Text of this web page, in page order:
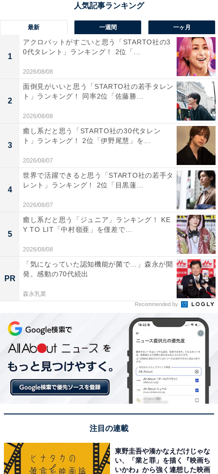
けどもらえると特別な気持ちになるから」（30代女性／
1位には、トーラクの「神戸プリン」が選ばれました。
卵と生クリームの深いコクと、柑橘系のリキュールがほ
のかに香る爽やかな味わいで、神戸を代表するスイーツ
として君臨しています。パッケージに描かれたノスタル
ジックなイラストも、神戸の洗練されたイメージを象徴
しています。
回答者からは「つい買ってしまう。4つ入りがお得感あ
って好き。期間限定の味もあり、行く時々で選択肢があ
り楽しい」（20代女性／長野県）、「まろやかでなめら
かなプリンで兵庫県らしさを感じます」（50代女性／広
島県）、「地元限定で地元にちなんだ有名なお土産だと
思います」（30代女性／宮城県）といった声が集まりま
※記事内容は執筆時点のものです。最新の内容をご確認
ください
最新 一週間 一ヶ月
1
アクロバットがすごいと思う「STARTO社の3
0代タレント」ランキング！ 2位「...
2026/08/08
2
面倒見がいいと思う「STARTO社の若手タレン
ト」ランキング！ 同率2位「佐藤勝...
2026/08/08
3
癒し系だと思う「STARTO社の30代タレン
ト」ランキング！ 2位「伊野尾慧」を...
2026/08/07
4
世界で活躍できると思う「STARTO社の若手タ
レント」ランキング！ 2位「目黒蓮...
2026/08/07
5
癒し系だと思う「ジュニア」ランキング！ KE
Y TO LIT「中村嶺亜」を僅差で...
2026/08/08
PR
「気になっていた認知機能が菌で…」森永が開
発。感動の70代続出
森永乳業
Recommended by
注目の連載
東野圭吾や湊かなえだけじゃな
い、「業と罪」を描く『映画ち
いかわ』から強く連想した映画